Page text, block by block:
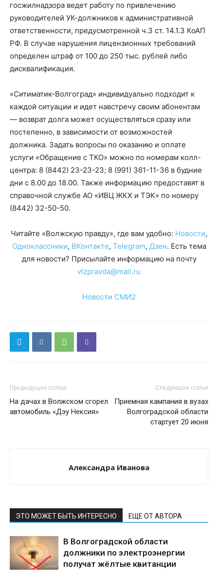
госжилнадзора ведет работу по привлечению
руководителей УК-должников к административной
ответственности, предусмотренной ч.3 ст. 14.1.3 КоАП
РФ. В случае нарушения лицензионных требований
определен штраф от 100 до 250 тыс. рублей либо
дисквалификация.
«Ситиматик-Волгоград» индивидуально подходит к
каждой ситуации и идет навстречу своим абонентам
— возврат долга может осуществляться сразу или
постепенно, в зависимости от возможностей
должника. Задать вопросы по оказанию и оплате
услуги «Обращение с ТКО» можно по номерам колл-
центра: 8 (8442) 23-23-23; 8 (991) 361-11-36 в будние
дни с 8.00 до 18.00. Также информацию предоставят в
справочной службе АО «ИВЦ ЖКХ и ТЭК» по номеру
(8442) 32-50-50.
Читайте «Волжскую правду», где вам удобно: Новости,
Одноклассники, ВКонтакте, Telegram, Дзен. Есть тема
для новости? Присылайте информацию на почту
vlzpravda@mail.ru
Новости СМИ2
Предыдущая статья
На дачах в Волжском сгорел
автомобиль «Дэу Нексия»
Следующая статья
Приемная кампания в вузах
Волгоградской области
стартует 20 июня
Александра Иванова
ЭТО МОЖЕТ БЫТЬ ИНТЕРЕСНО ЕЩЕ ОТ АВТОРА
В Волгоградской области
должники по электроэнергии
получат жёлтые квитанции